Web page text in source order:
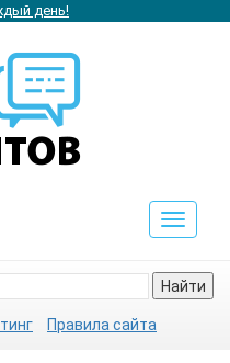
день!
Toggle
Найти
Правила сайта